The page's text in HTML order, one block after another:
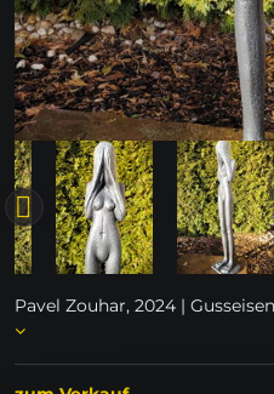
Pavel Zouhar, 2024 |